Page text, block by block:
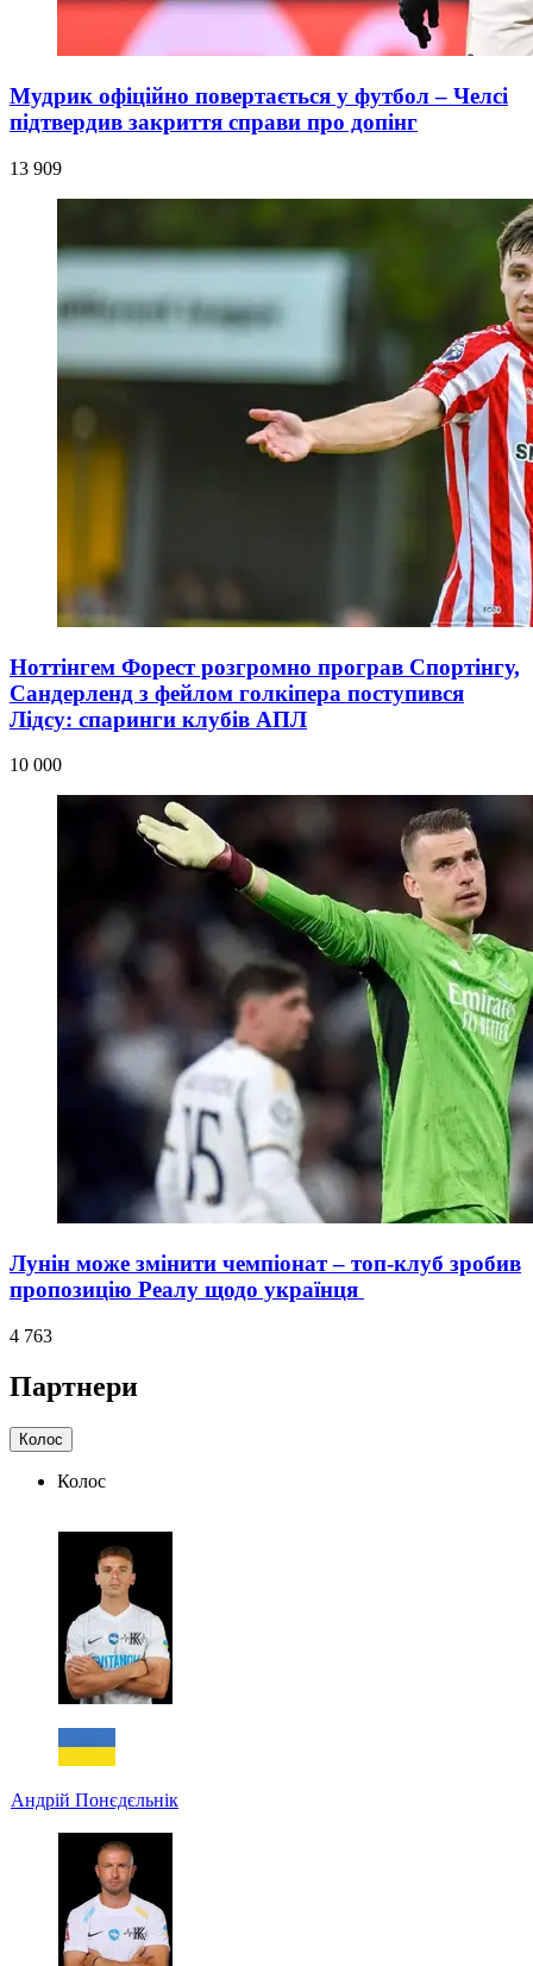
Мудрик офіційно повертається у футбол – Челсі
підтвердив закриття справи про допінг
13 909
Ноттінгем Форест розгромно програв Спортінгу,
Сандерленд з фейлом голкіпера поступився
Лідсу: спаринги клубів АПЛ
10 000
Лунін може змінити чемпіонат – топ-клуб зробив
пропозицію Реалу щодо українця
4 763
Партнери
Колос
Колос
Андрій Понєдєльнік